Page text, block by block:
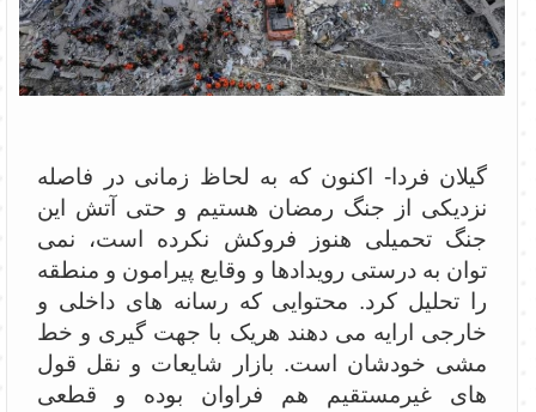
گیلان فردا- اکنون که به لحاظ زمانی در فاصله
نزدیکی از جنگ رمضان هستیم و حتی آتش این
جنگ تحمیلی هنوز فروکش نکرده است، نمی
توان به درستی رویدادها و وقایع پیرامون و منطقه
را تحلیل کرد. محتوایی که رسانه های داخلی و
خارجی ارایه می دهند هریک با جهت گیری و خط
مشی خودشان است. بازار شایعات و نقل قول
های غیرمستقیم هم فراوان بوده و قطعی